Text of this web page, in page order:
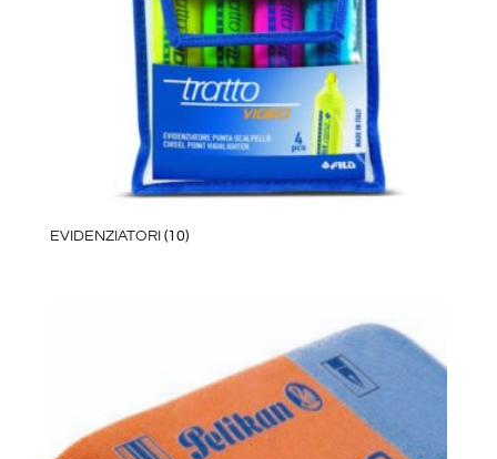
EVIDENZIATORI (10)